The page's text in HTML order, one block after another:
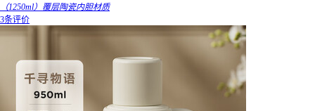
（1250ml）覆层陶瓷内胆材质
3条评价